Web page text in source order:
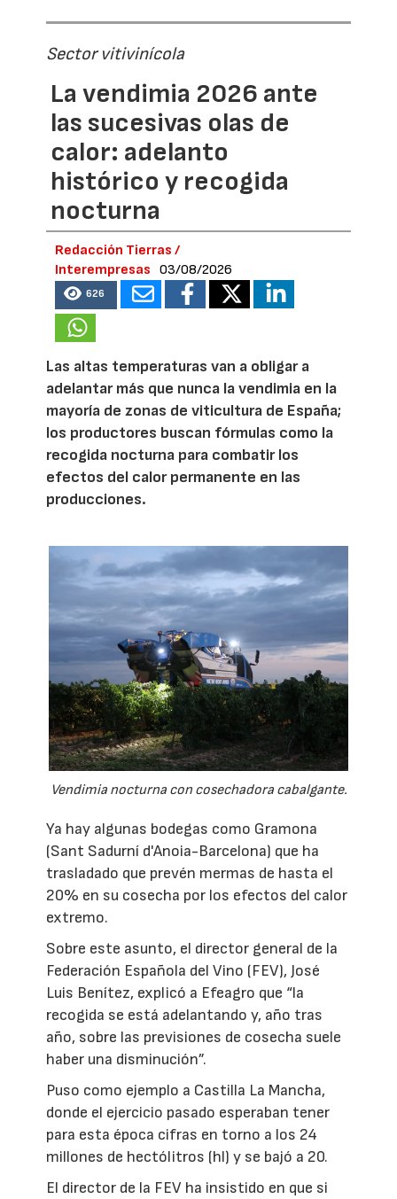
Sector vitivinícola
La vendimia 2026 ante
las sucesivas olas de
calor: adelanto
histórico y recogida
nocturna
Redacción Tierras /
Interempresas
03/08/2026
626
Las altas temperaturas van a obligar a
adelantar más que nunca la vendimia en la
mayoría de zonas de viticultura de España;
los productores buscan fórmulas como la
recogida nocturna para combatir los
efectos del calor permanente en las
producciones.
Vendimia nocturna con cosechadora cabalgante.
Ya hay algunas bodegas como Gramona
(Sant Sadurní d'Anoia-Barcelona) que ha
trasladado que prevén mermas de hasta el
20% en su cosecha por los efectos del calor
extremo.
Sobre este asunto, el director general de la
Federación Española del Vino (FEV), José
Luis Benítez, explicó a Efeagro que “la
recogida se está adelantando y, año tras
año, sobre las previsiones de cosecha suele
haber una disminución”.
Puso como ejemplo a Castilla La Mancha,
donde el ejercicio pasado esperaban tener
para esta época cifras en torno a los 24
millones de hectólitros (hl) y se bajó a 20.
El director de la FEV ha insistido en que si